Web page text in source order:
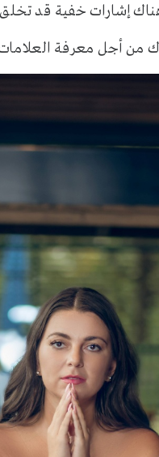
إشارات خفية قد
من أجل معرفة